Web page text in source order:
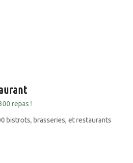
repas !
bistrots, brasseries, et restaurants